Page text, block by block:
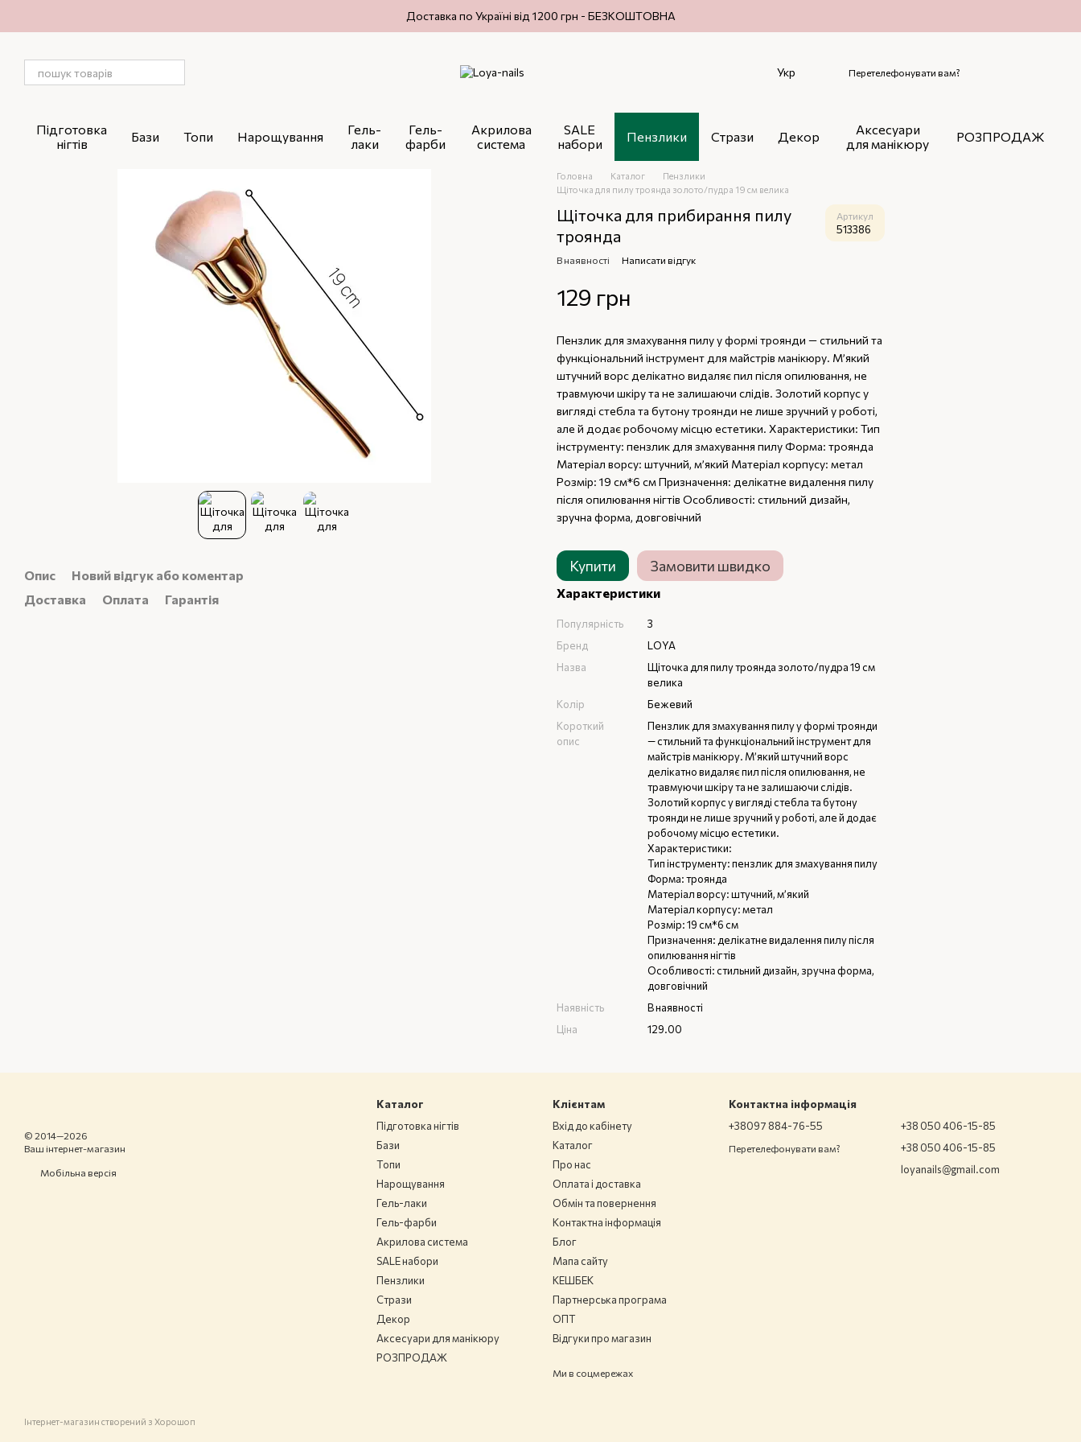
Доставка по Україні від 1200 грн - БЕЗКОШТОВНА
Укр Перетелефонувати вам?
Підготовка
нігтів
Бази Топи Нарощування
Гель-
лаки
Гель-
фарби
Акрилова
система
SALE
набори
Пензлики Стрази Декор
Аксесуари
для манікюру
РОЗПРОДАЖ
Опис
Новий відгук або коментар
Доставка
Оплата Гарантія
Головна Каталог
Пензлики
Щіточка для пилу троянда золото/пудра 19 см велика
Щіточка для прибирання пилу
троянда
Артикул
513386
В наявності Написати відгук
129 грн
Пензлик для змахування пилу у формі троянди — стильний та
функціональний інструмент для майстрів манікюру. М’який
штучний ворс делікатно видаляє пил після опилювання, не
травмуючи шкіру та не залишаючи слідів. Золотий корпус у
вигляді стебла та бутону троянди не лише зручний у роботі,
але й додає робочому місцю естетики. Характеристики: Тип
інструменту: пензлик для змахування пилу Форма: троянда
Матеріал ворсу: штучний, м’який Матеріал корпусу: метал
Розмір: 19 см*6 см Призначення: делікатне видалення пилу
після опилювання нігтів Особливості: стильний дизайн,
зручна форма, довговічний
Купити Замовити швидко
Характеристики
Популярність
3
Бренд
LOYA
Назва
Щіточка для пилу троянда золото/пудра 19 см
велика
Колір
Бежевий
Короткий
опис
Пензлик для змахування пилу у формі троянди
— стильний та функціональний інструмент для
майстрів манікюру. М’який штучний ворс
делікатно видаляє пил після опилювання, не
травмуючи шкіру та не залишаючи слідів.
Золотий корпус у вигляді стебла та бутону
троянди не лише зручний у роботі, але й додає
робочому місцю естетики.
Характеристики:
Тип інструменту: пензлик для змахування пилу
Форма: троянда
Матеріал ворсу: штучний, м’який
Матеріал корпусу: метал
Розмір: 19 см*6 см
Призначення: делікатне видалення пилу після
опилювання нігтів
Особливості: стильний дизайн, зручна форма,
довговічний
Наявність
В наявності
Ціна
129.00
© 2014—2026
Ваш інтернет-магазин
Мобільна версія
Інтернет-магазин створений з Хорошоп
Каталог
Підготовка нігтів
Бази
Топи
Нарощування
Гель-лаки
Гель-фарби
Акрилова система
SALE набори
Пензлики
Стрази
Декор
Аксесуари для манікюру
РОЗПРОДАЖ
Клієнтам
Вхід до кабінету
Каталог
Про нас
Оплата і доставка
Обмін та повернення
Контактна інформація
Блог
Мапа сайту
КЕШБЕК
Партнерська програма
ОПТ
Відгуки про магазин
Ми в соцмережах
Контактна інформація
+38097 884-76-55
Перетелефонувати вам?
+38 050 406-15-85
+38 050 406-15-85
loyanails@gmail.com